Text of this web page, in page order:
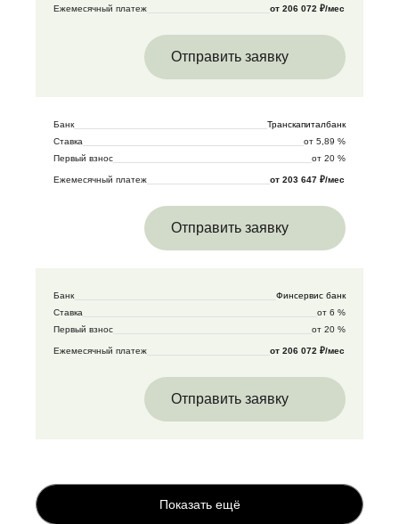
Ежемесячный платеж от 206 072 ₽/мес
Отправить заявку
Банк
Транскапиталбанк
Ставка
от 5,89 %
Первый взнос
от 20 %
Ежемесячный платеж от 203 647 ₽/мес
Отправить заявку
Банк
Финсервис банк
Ставка
от 6 %
Первый взнос
от 20 %
Ежемесячный платеж от 206 072 ₽/мес
Отправить заявку
Показать ещё